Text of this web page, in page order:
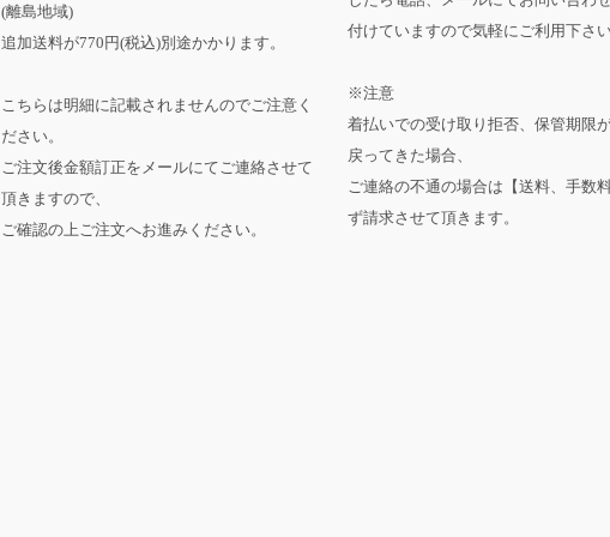
(離島地域)
追加送料が770円(税込)別途かかります。
こちらは明細に記載されませんのでご注意く
ださい。
ご注文後金額訂正をメールにてご連絡させて
頂きますので、
ご確認の上ご注文へお進みください。
付けていますので気軽にご利用下さい
※注意
着払いでの受け取り拒否、保管期限
戻ってきた場合、
ご連絡の不通の場合は【送料、手数
ず請求させて頂きます。